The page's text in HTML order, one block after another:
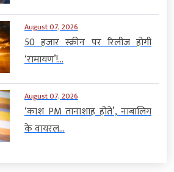
August 07, 2026
50 हजार स्क्रीन पर रिलीज होगी
‘रामायण’!...
August 07, 2026
‘काश PM तानाशाह होते’, नाबालिग
के वायरल...